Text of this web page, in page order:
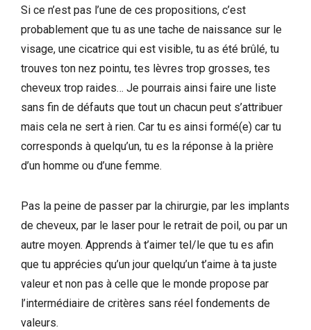
Si ce n’est pas l’une de ces propositions, c’est
probablement que tu as une tache de naissance sur le
visage, une cicatrice qui est visible, tu as été brûlé, tu
trouves ton nez pointu, tes lèvres trop grosses, tes
cheveux trop raides… Je pourrais ainsi faire une liste
sans fin de défauts que tout un chacun peut s’attribuer
mais cela ne sert à rien. Car tu es ainsi formé(e) car tu
corresponds à quelqu’un, tu es la réponse à la prière
d’un homme ou d’une femme.
Pas la peine de passer par la chirurgie, par les implants
de cheveux, par le laser pour le retrait de poil, ou par un
autre moyen. Apprends à t’aimer tel/le que tu es afin
que tu apprécies qu’un jour quelqu’un t’aime à ta juste
valeur et non pas à celle que le monde propose par
l’intermédiaire de critères sans réel fondements de
valeurs.